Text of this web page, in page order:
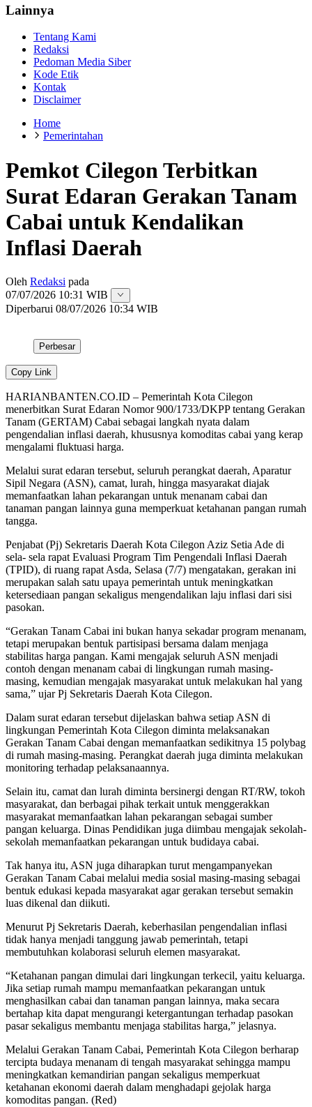
Lainnya
Tentang Kami
Redaksi
Pedoman Media Siber
Kode Etik
Kontak
Disclaimer
Home
Pemerintahan
Pemkot Cilegon Terbitkan
Surat Edaran Gerakan Tanam
Cabai untuk Kendalikan
Inflasi Daerah
Oleh Redaksi pada
07/07/2026 10:31 WIB
Diperbarui 08/07/2026 10:34 WIB
Perbesar
Copy Link
HARIANBANTEN.CO.ID – Pemerintah Kota Cilegon
menerbitkan Surat Edaran Nomor 900/1733/DKPP tentang Gerakan
Tanam (GERTAM) Cabai sebagai langkah nyata dalam
pengendalian inflasi daerah, khususnya komoditas cabai yang kerap
mengalami fluktuasi harga.
Melalui surat edaran tersebut, seluruh perangkat daerah, Aparatur
Sipil Negara (ASN), camat, lurah, hingga masyarakat diajak
memanfaatkan lahan pekarangan untuk menanam cabai dan
tanaman pangan lainnya guna memperkuat ketahanan pangan rumah
tangga.
Penjabat (Pj) Sekretaris Daerah Kota Cilegon Aziz Setia Ade di
sela- sela rapat Evaluasi Program Tim Pengendali Inflasi Daerah
(TPID), di ruang rapat Asda, Selasa (7/7) mengatakan, gerakan ini
merupakan salah satu upaya pemerintah untuk meningkatkan
ketersediaan pangan sekaligus mengendalikan laju inflasi dari sisi
pasokan.
“Gerakan Tanam Cabai ini bukan hanya sekadar program menanam,
tetapi merupakan bentuk partisipasi bersama dalam menjaga
stabilitas harga pangan. Kami mengajak seluruh ASN menjadi
contoh dengan menanam cabai di lingkungan rumah masing-
masing, kemudian mengajak masyarakat untuk melakukan hal yang
sama,” ujar Pj Sekretaris Daerah Kota Cilegon.
Dalam surat edaran tersebut dijelaskan bahwa setiap ASN di
lingkungan Pemerintah Kota Cilegon diminta melaksanakan
Gerakan Tanam Cabai dengan memanfaatkan sedikitnya 15 polybag
di rumah masing-masing. Perangkat daerah juga diminta melakukan
monitoring terhadap pelaksanaannya.
Selain itu, camat dan lurah diminta bersinergi dengan RT/RW, tokoh
masyarakat, dan berbagai pihak terkait untuk menggerakkan
masyarakat memanfaatkan lahan pekarangan sebagai sumber
pangan keluarga. Dinas Pendidikan juga diimbau mengajak sekolah-
sekolah memanfaatkan pekarangan untuk budidaya cabai.
Tak hanya itu, ASN juga diharapkan turut mengampanyekan
Gerakan Tanam Cabai melalui media sosial masing-masing sebagai
bentuk edukasi kepada masyarakat agar gerakan tersebut semakin
luas dikenal dan diikuti.
Menurut Pj Sekretaris Daerah, keberhasilan pengendalian inflasi
tidak hanya menjadi tanggung jawab pemerintah, tetapi
membutuhkan kolaborasi seluruh elemen masyarakat.
“Ketahanan pangan dimulai dari lingkungan terkecil, yaitu keluarga.
Jika setiap rumah mampu memanfaatkan pekarangan untuk
menghasilkan cabai dan tanaman pangan lainnya, maka secara
bertahap kita dapat mengurangi ketergantungan terhadap pasokan
pasar sekaligus membantu menjaga stabilitas harga,” jelasnya.
Melalui Gerakan Tanam Cabai, Pemerintah Kota Cilegon berharap
tercipta budaya menanam di tengah masyarakat sehingga mampu
meningkatkan kemandirian pangan sekaligus memperkuat
ketahanan ekonomi daerah dalam menghadapi gejolak harga
komoditas pangan. (Red)